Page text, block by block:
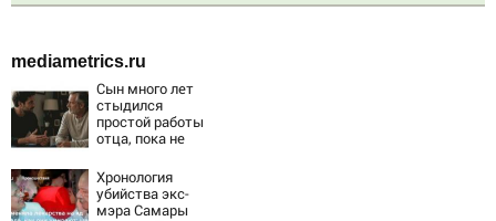
mediametrics.ru
Сын много лет
стыдился
простой работы
отца, пока не
тот отказался от
карьеры -
история одной
Хронология
убийства экс-
мэра Самары